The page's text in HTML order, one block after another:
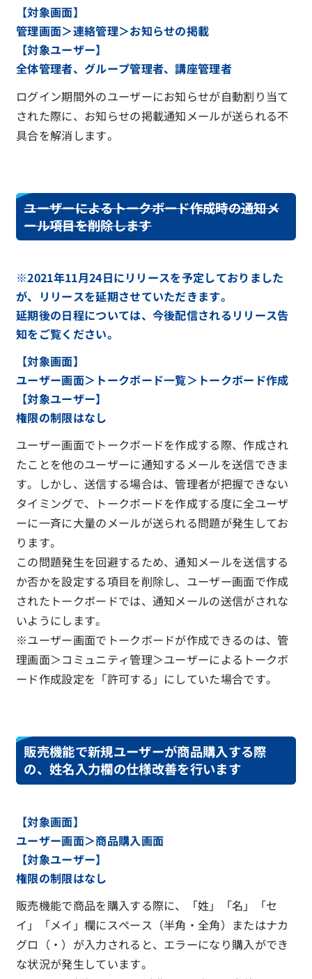
【対象画面】
管理画面＞連絡管理＞お知らせの掲載
【対象ユーザー】
全体管理者、グループ管理者、講座管理者
ログイン期間外のユーザーにお知らせが自動割り当て
された際に、お知らせの掲載通知メールが送られる不
具合を解消します。
ユーザーによるトークボード作成時の通知メ
ール項目を削除します
※2021年11月24日にリリースを予定しておりました
が、リリースを延期させていただきます。
延期後の日程については、今後配信されるリリース告
知をご覧ください。
【対象画面】
ユーザー画面＞トークボード一覧＞トークボード作成
【対象ユーザー】
権限の制限はなし
ユーザー画面でトークボードを作成する際、作成され
たことを他のユーザーに通知するメールを送信できま
す。しかし、送信する場合は、管理者が把握できない
タイミングで、トークボードを作成する度に全ユーザ
ーに一斉に大量のメールが送られる問題が発生してお
ります。
この問題発生を回避するため、通知メールを送信する
か否かを設定する項目を削除し、ユーザー画面で作成
されたトークボードでは、通知メールの送信がされな
いようにします。
※ユーザー画面でトークボードが作成できるのは、管
理画面＞コミュニティ管理＞ユーザーによるトークボ
ード作成設定を「許可する」にしていた場合です。
販売機能で新規ユーザーが商品購入する際
の、姓名入力欄の仕様改善を行います
【対象画面】
ユーザー画面＞商品購入画面
【対象ユーザー】
権限の制限はなし
販売機能で商品を購入する際に、「姓」「名」「セ
イ」「メイ」欄にスペース（半角・全角）またはナカ
グロ（・）が入力されると、エラーになり購入ができ
な状況が発生しています。